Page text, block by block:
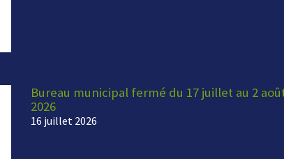
Bureau municipal fermé du 17 juillet au 2
2026
16 juillet 2026